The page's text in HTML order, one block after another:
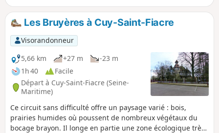
Les Bruyères à Cuy-Saint-Fiacre
Visorandonneur
5,66 km
+27 m
-23 m
1h 40
Facile
Départ à Cuy-Saint-Fiacre (Seine-
Maritime)
Ce circuit sans difficulté offre un paysage varié : bois,
prairies humides où poussent de nombreux végétaux du
bocage brayon. Il longe en partie une zone écologique très